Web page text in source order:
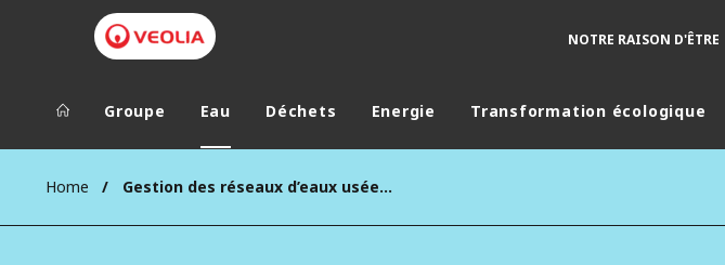
NOTRE RAISON D'ÊTRE
Groupe Veolia
Groupe Eau Déchets Energie Transformation écologique
Home Gestion des réseaux d’eaux usées : de la collecte au traitement